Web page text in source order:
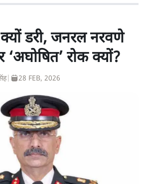
डरी, जनरल नरवणे
‘अघोषित’ रोक क्यों?
| 28 FEB, 2026